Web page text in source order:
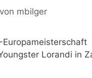
von mbilger
Europameisterschaft
Lorandi in